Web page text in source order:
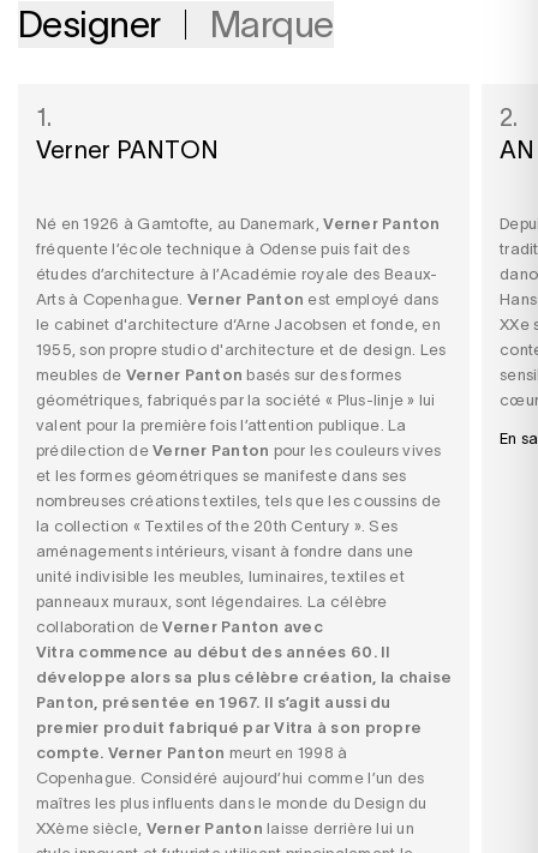
Designer Marque
1.
Verner PANTON
Né en 1926 à Gamtofte, au Danemark,Verner Panton
fréquente l’école technique à Odense puis fait des
études d’architecture à l’Académie royale des Beaux-
Arts à Copenhague. Verner Panton est employé dans
le cabinet d'architecture d‘Arne Jacobsen et fonde, en
1955, son propre studio d'architecture et de design. Les
meubles de Verner Panton basés sur des formes
géométriques, fabriqués par la société « Plus-linje » lui
valent pour la première fois l’attention publique. La
prédilection deVerner Panton pour les couleurs vives
et les formes géométriques se manifeste dans ses
nombreuses créations textiles, tels que les coussins de
la collection « Textiles of the 20th Century ». Ses
aménagements intérieurs, visant à fondre dans une
unité indivisible les meubles, luminaires, textiles et
panneaux muraux, sont légendaires. La célèbre
collaboration deVerner Panton avec
Vitra commence au début des années 60. Il
développe alors sa plus célèbre création, la chaise
Panton, présentée en 1967. Il s’agit aussi du
premier produit fabriqué par Vitra à son propre
compte. Verner Panton meurt en 1998 à
Copenhague. Considéré aujourd’hui comme l’un des
maîtres les plus influents dans le monde du Design du
XXème siècle, Verner Panton laisse derrière lui un
2.
XXe
En